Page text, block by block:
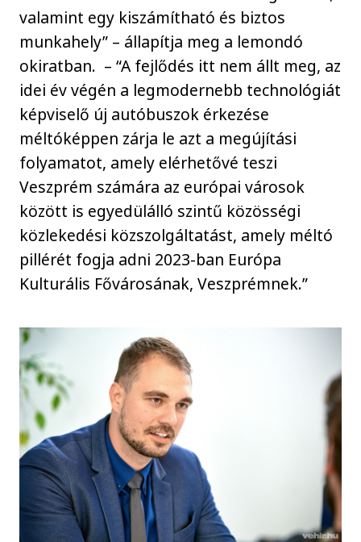
valamint egy kiszámítható és biztos
munkahely” – állapítja meg a lemondó
okiratban. – “A fejlődés itt nem állt meg, az
idei év végén a legmodernebb technológiát
képviselő új autóbuszok érkezése
méltóképpen zárja le azt a megújítási
folyamatot, amely elérhetővé teszi
Veszprém számára az európai városok
között is egyedülálló szintű közösségi
közlekedési közszolgáltatást, amely méltó
pillérét fogja adni 2023-ban Európa
Kulturális Fővárosának, Veszprémnek.”